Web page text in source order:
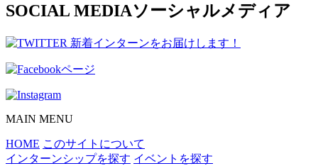
SOCIAL MEDIAソーシャルメディア
MAIN MENU
HOME このサイトについて
インターンシップを探す イベントを探す